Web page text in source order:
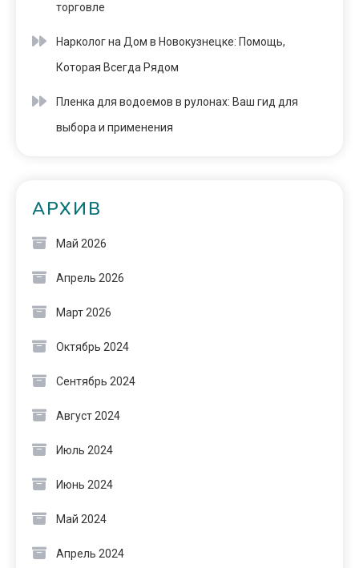
торговле
Нарколог на Дом в Новокузнецке: Помощь,
Которая Всегда Рядом
Пленка для водоемов в рулонах: Ваш гид для
выбора и применения
АРХИВ
Май 2026
Апрель 2026
Март 2026
Октябрь 2024
Сентябрь 2024
Август 2024
Июль 2024
Июнь 2024
Май 2024
Апрель 2024